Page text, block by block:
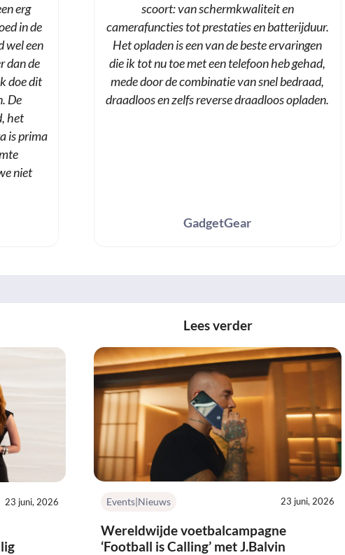
erg
in de
wel een
dan de
doe dit
De
het
is prima
niet
scoort: van schermkwaliteit en
camerafuncties tot prestaties en batterijduur.
Het opladen is een van de beste ervaringen
die ik tot nu toe met een telefoon heb gehad,
mede door de combinatie van snel bedraad,
draadloos en zelfs reverse draadloos opladen.
GadgetGear
Lees verder
23 juni, 2026 Events|Nieuws 23 juni, 2026
Wereldwijde voetbalcampagne
‘Football is Calling’ met J.Balvin